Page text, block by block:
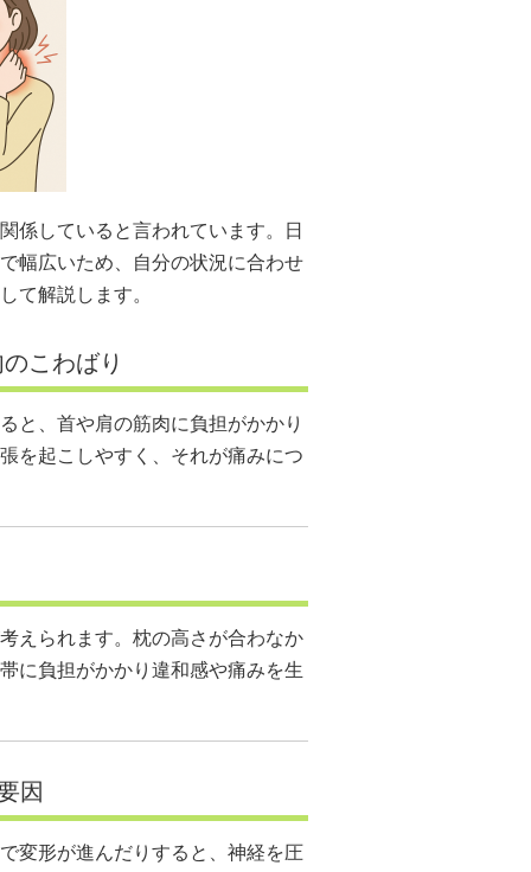
係していると言われています。日
幅広いため、自分の状況に合わせ
て解説します。
こわばり
と、首や肩の筋肉に負担がかかり
を起こしやすく、それが痛みにつ
えられます。枕の高さが合わなか
に負担がかかり違和感や痛みを生
因
変形が進んだりすると、神経を圧